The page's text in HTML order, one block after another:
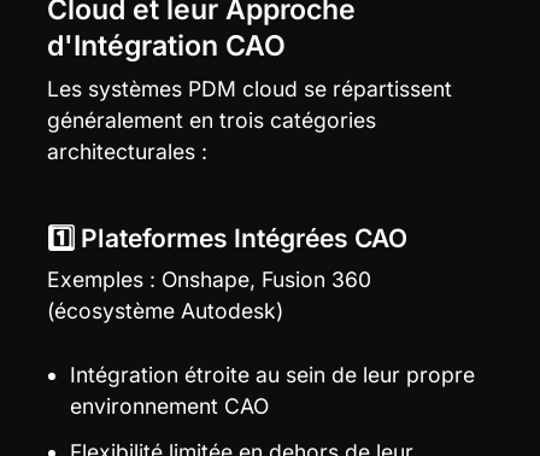
Cloud et leur Approche
d'Intégration CAO
Les systèmes PDM cloud se répartissent
généralement en trois catégories
architecturales :
1️⃣ Plateformes Intégrées CAO
Exemples : Onshape, Fusion 360
(écosystème Autodesk)
Intégration étroite au sein de leur propre
environnement CAO